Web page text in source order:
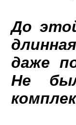
До
даже
Не